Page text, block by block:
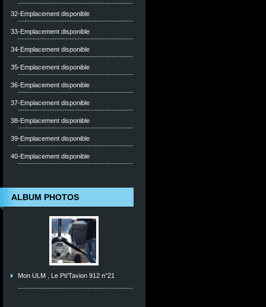
32-Emplacement disponible
33-Emplacement disponible
34-Emplacement disponible
35-Emplacement disponible
36-Emplacement disponible
37-Emplacement disponible
38-Emplacement disponible
39-Emplacement disponible
40-Emplacement disponible
ALBUM PHOTOS
Mon ULM , Le Pti'Tavion 912 n°21